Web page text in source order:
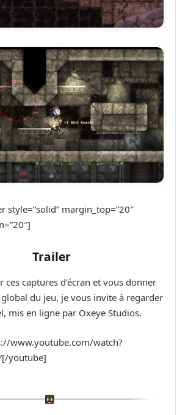
style=”solid” margin_top=”20″
Trailer
ces captures d’écran et vous donner
du jeu, je vous invite à regarder
mis en ligne par Oxeye Studios.
www.youtube.com/watch?
youtube]